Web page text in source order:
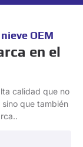
OEM
en el
calidad que no
que también